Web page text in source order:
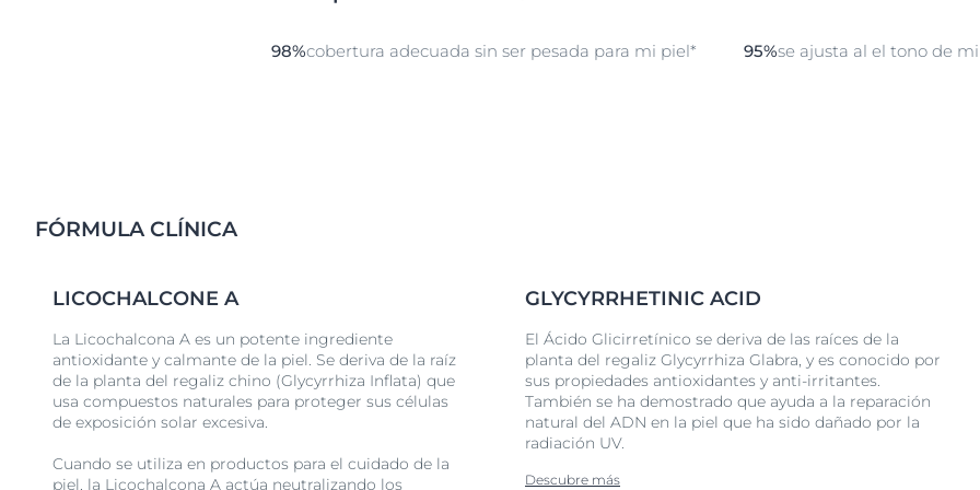
98%cobertura adecuada sin ser pesada para mi piel* 95%se ajusta al el tono de
FÓRMULA CLÍNICA
LICOCHALCONE A
La Licochalcona A es un potente ingrediente
antioxidante y calmante de la piel. Se deriva de la raíz
de la planta del regaliz chino (Glycyrrhiza Inflata) que
usa compuestos naturales para proteger sus células
de exposición solar excesiva.
Cuando se utiliza en productos para el cuidado de la
piel, la Licochalcona A actúa neutralizando los
GLYCYRRHETINIC ACID
El Ácido Glicirretínico se deriva de las raíces de la
planta del regaliz Glycyrrhiza Glabra, y es conocido por
sus propiedades antioxidantes y anti-irritantes.
También se ha demostrado que ayuda a la reparación
natural del ADN en la piel que ha sido dañado por la
radiación UV.
Descubre más